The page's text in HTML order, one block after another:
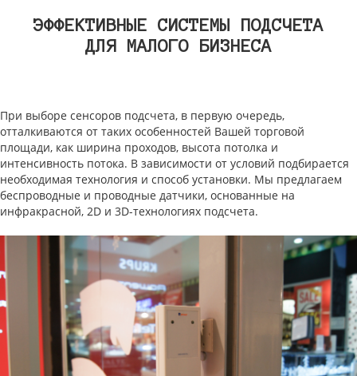
ЭФФЕКТИВНЫЕ СИСТЕМЫ ПОДСЧЕТА
ДЛЯ МАЛОГО БИЗНЕСА
При выборе сенсоров подсчета, в первую очередь,
отталкиваются от таких особенностей Вашей торговой
площади, как ширина проходов, высота потолка и
интенсивность потока. В зависимости от условий подбирается
необходимая технология и способ установки. Мы предлагаем
беспроводные и проводные датчики, основанные на
инфракрасной, 2D и 3D-технологиях подсчета.